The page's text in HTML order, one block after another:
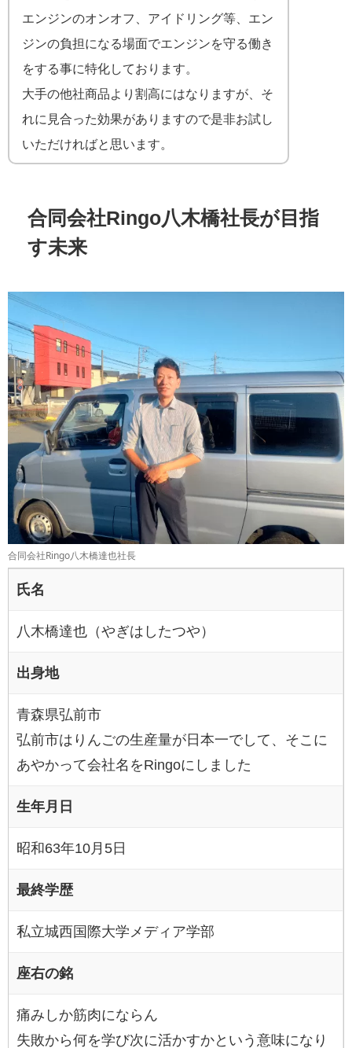
エンジンのオンオフ、アイドリング等、エン
ジンの負担になる場面でエンジンを守る働き
をする事に特化しております。
大手の他社商品より割高にはなりますが、そ
れに見合った効果がありますので是非お試し
いただければと思います。
合同会社Ringo八木橋社長が目指
す未来
合同会社Ringo八木橋達也社長
氏名
八木橋達也（やぎはしたつや）
出身地
青森県弘前市
弘前市はりんごの生産量が日本一でして、そこに
あやかって会社名をRingoにしました
生年月日
昭和63年10月5日
最終学歴
私立城西国際大学メディア学部
座右の銘
痛みしか筋肉にならん
失敗から何を学び次に活かすかという意味になり